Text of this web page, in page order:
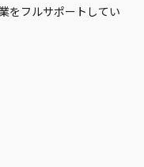
をフルサポートしてい